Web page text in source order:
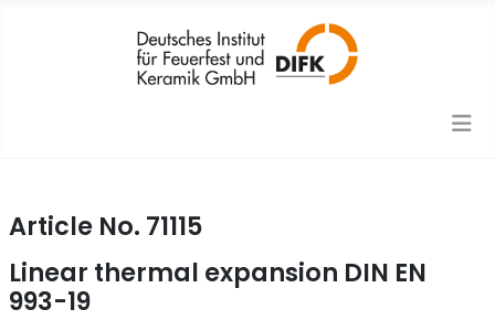
Article No. 71115
Linear thermal expansion DIN EN
993-19